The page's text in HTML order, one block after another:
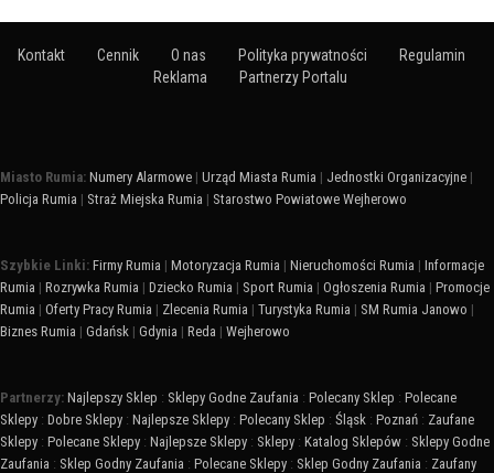
Kontakt Cennik O nas Polityka prywatności
Regulamin
Reklama
Partnerzy Portalu
Miasto Rumia: Numery Alarmowe | Urząd Miasta Rumia | Jednostki Organizacyjne |
Policja Rumia | Straż Miejska Rumia | Starostwo Powiatowe Wejherowo
Szybkie Linki: Firmy Rumia | Motoryzacja Rumia | Nieruchomości Rumia | Informacje
Rumia | Rozrywka Rumia | Dziecko Rumia | Sport Rumia | Ogłoszenia Rumia | Promocje
Rumia | Oferty Pracy Rumia | Zlecenia Rumia | Turystyka Rumia | SM Rumia Janowo |
Biznes Rumia | Gdańsk | Gdynia | Reda | Wejherowo
Partnerzy: Najlepszy Sklep : Sklepy Godne Zaufania : Polecany Sklep : Polecane
Sklepy : Dobre Sklepy : Najlepsze Sklepy : Polecany Sklep : Śląsk : Poznań : Zaufane
Sklepy : Polecane Sklepy : Najlepsze Sklepy : Sklepy : Katalog Sklepów : Sklepy Godne
Zaufania : Sklep Godny Zaufania : Polecane Sklepy : Sklep Godny Zaufania : Zaufany